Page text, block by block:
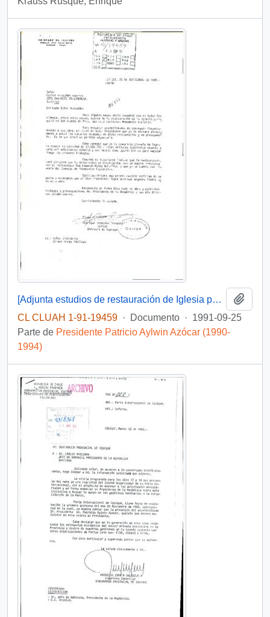
[Adjunta estudios de restauración de Iglesia parroquial San Andrés de Pica y presupuesto]
CL CLUAH 1-91-19459 · Documento · 1991-09-25
Parte de Presidente Patricio Aylwin Azócar (1990-
1994)